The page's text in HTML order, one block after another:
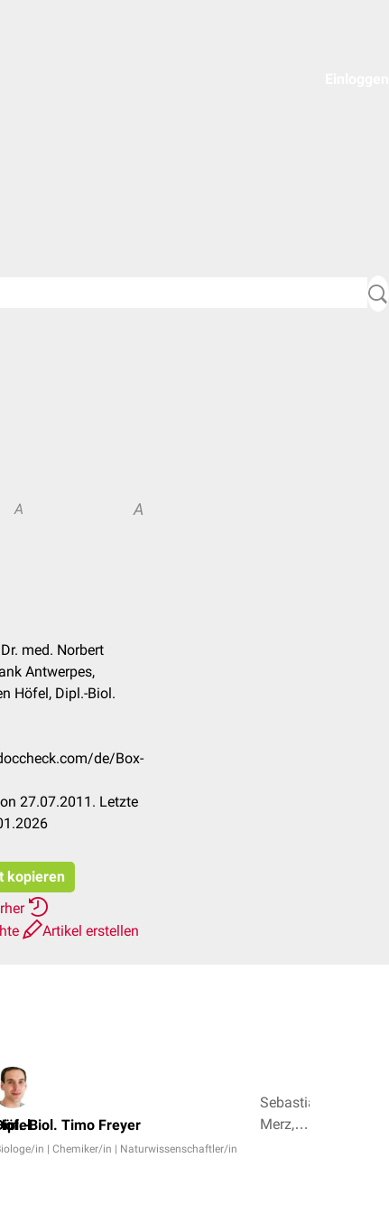
A A
med. Norbert
Antwerpes,
Höfel, Dipl.-Biol.
de/Box-
27.07.2011. Letzte
kopieren
Artikel erstellen
Biol. Timo Freyer
in | Chemiker/in | Naturwissenschaftler/in
Sebastian
Merz,